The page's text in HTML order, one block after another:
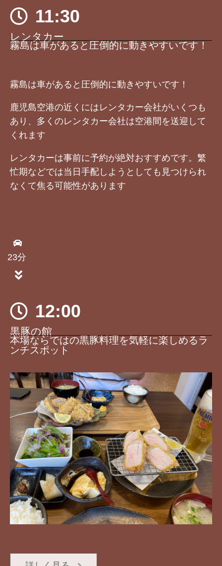
11:30
レンタカー
霧島は車があると圧倒的に動きやすいです！
霧島は車があると圧倒的に動きやすいです！
鹿児島空港の近くにはレンタカー会社がいくつも
あり、多くのレンタカー会社は空港間を送迎して
くれます
レンタカーは事前に予約が絶対おすすめです。繁
忙期などでは当日手配しようとしても見つけられ
なくて焦る可能性があります
23分
12:00
黒豚の館
本場ならではの黒豚料理を気軽に楽しめるラ
ンチスポット